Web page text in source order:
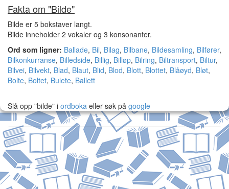
Fakta om "Bilde"
Bilde er 5 bokstaver langt.
Bilde inneholder 2 vokaler og 3 konsonanter.
Ord som ligner: Ballade, Bil, Bilag, Bilbane, Bildesamling, Bilfører,
Bilkonkurranse, Billedside, Billig, Billøp, Bilring, Biltransport, Biltur,
Bilvei, Bilvekt, Blad, Blaut, Blid, Blod, Blott, Blottet, Blåøyd, Bløt,
Bolte, Boltet, Bulete, Ballett
Slå opp "bilde" i ordboka eller søk på google